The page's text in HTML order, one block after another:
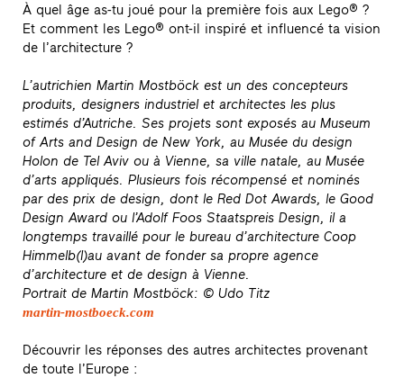
À quel âge as-tu joué pour la première fois aux Lego® ?
Et comment les Lego® ont-il inspiré et influencé ta vision
de l’architecture ?
L’autrichien Martin Mostböck est un des concepteurs
produits, designers industriel et architectes les plus
estimés d’Autriche. Ses projets sont exposés au Museum
of Arts and Design de New York, au Musée du design
Holon de Tel Aviv ou à Vienne, sa ville natale, au Musée
d’arts appliqués. Plusieurs fois récompensé et nominés
par des prix de design, dont le Red Dot Awards, le Good
Design Award ou l’Adolf Foos Staatspreis Design, il a
longtemps travaillé pour le bureau d’architecture Coop
Himmelb(l)au avant de fonder sa propre agence
d’architecture et de design à Vienne.
Portrait de Martin Mostböck: © Udo Titz
martin-mostboeck.com
Découvrir les réponses des autres architectes provenant
de toute l’Europe :